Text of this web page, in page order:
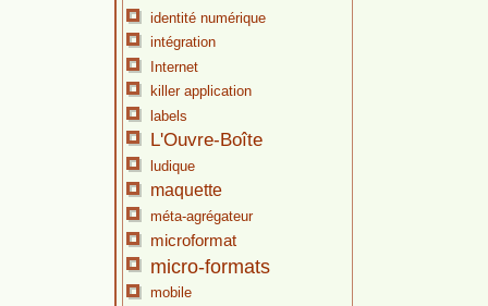
identité numérique
intégration
Internet
killer application
labels
L'Ouvre-Boîte
ludique
maquette
méta-agrégateur
microformat
micro-formats
mobile